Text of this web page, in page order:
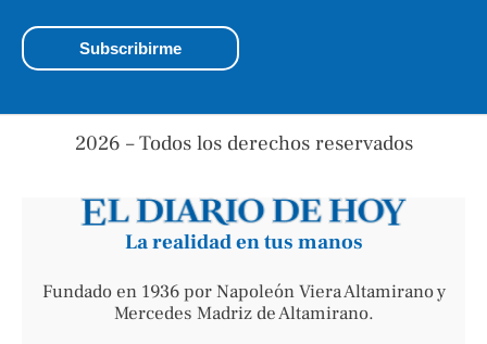
2026 – Todos los derechos reservados
La realidad en tus manos
Fundado en 1936 por Napoleón Viera Altamirano y
Mercedes Madriz de Altamirano.